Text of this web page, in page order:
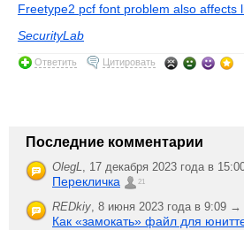
Freetype2 pcf font problem also affects
SecurityLab
Ответить Цитировать
Последние комментарии
OlegL, 17 декабря 2023 года в
Перекличка 21
REDkiy, 8 июня 2023 года в 9:09 →
Как «замокать» файл для